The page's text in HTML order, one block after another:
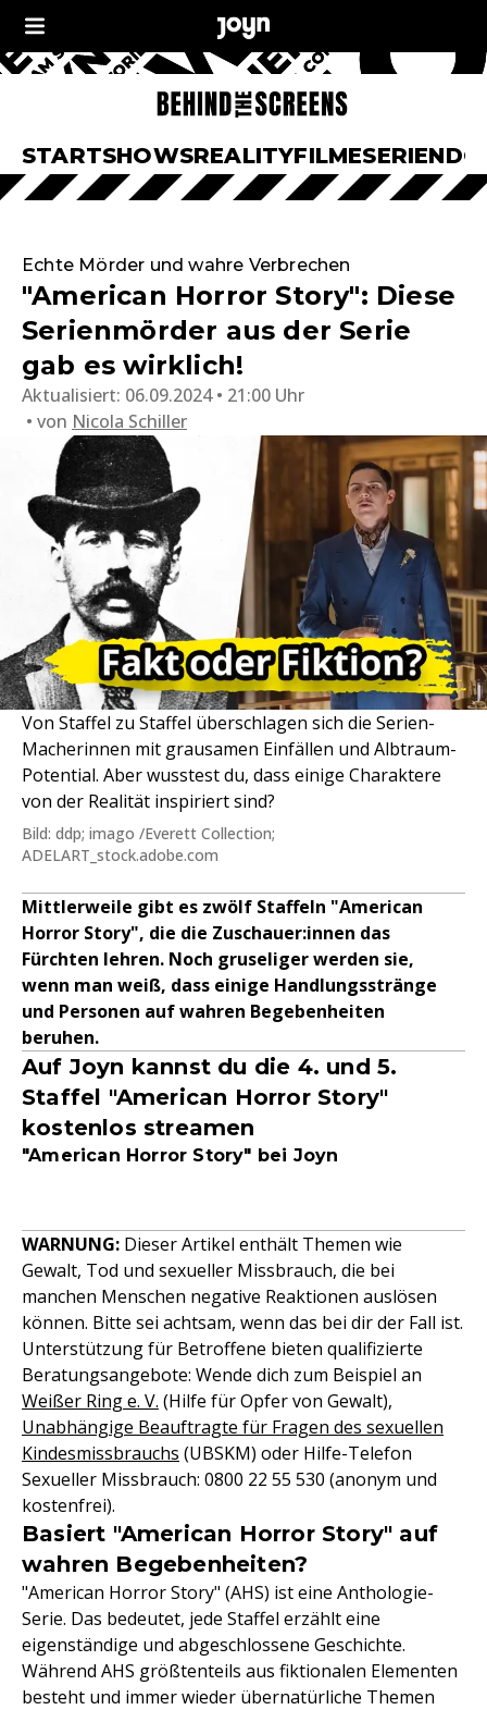
STARTSHOWSREALITYFILMESERIEN
Echte Mörder und wahre Verbrechen
"American Horror Story": Diese
Serienmörder aus der Serie
gab es wirklich!
Aktualisiert: 06.09.2024 • 21:00 Uhr
von Nicola Schiller
Von Staffel zu Staffel überschlagen sich die Serien-
Macherinnen mit grausamen Einfällen und Albtraum-
Potential. Aber wusstest du, dass einige Charaktere
von der Realität inspiriert sind?
Bild: ddp; imago /Everett Collection;
ADELART_stock.adobe.com
Mittlerweile gibt es zwölf Staffeln "American
Horror Story", die die Zuschauer:innen das
Fürchten lehren. Noch gruseliger werden sie,
wenn man weiß, dass einige Handlungsstränge
und Personen auf wahren Begebenheiten
beruhen.
Auf Joyn kannst du die 4. und 5.
Staffel "American Horror Story"
kostenlos streamen
"American Horror Story" bei Joyn
WARNUNG: Dieser Artikel enthält Themen wie
Gewalt, Tod und sexueller Missbrauch, die bei
manchen Menschen negative Reaktionen auslösen
können. Bitte sei achtsam, wenn das bei dir der Fall ist.
Unterstützung für Betroffene bieten qualifizierte
Beratungsangebote: Wende dich zum Beispiel an
Weißer Ring e. V. (Hilfe für Opfer von Gewalt),
Unabhängige Beauftragte für Fragen des sexuellen
Kindesmissbrauchs (UBSKM) oder Hilfe-Telefon
Sexueller Missbrauch: 0800 22 55 530 (anonym und
kostenfrei).
Basiert "American Horror Story" auf
wahren Begebenheiten?
"American Horror Story" (AHS) ist eine Anthologie-
Serie. Das bedeutet, jede Staffel erzählt eine
eigenständige und abgeschlossene Geschichte.
Während AHS größtenteils aus fiktionalen Elementen
besteht und immer wieder übernatürliche Themen